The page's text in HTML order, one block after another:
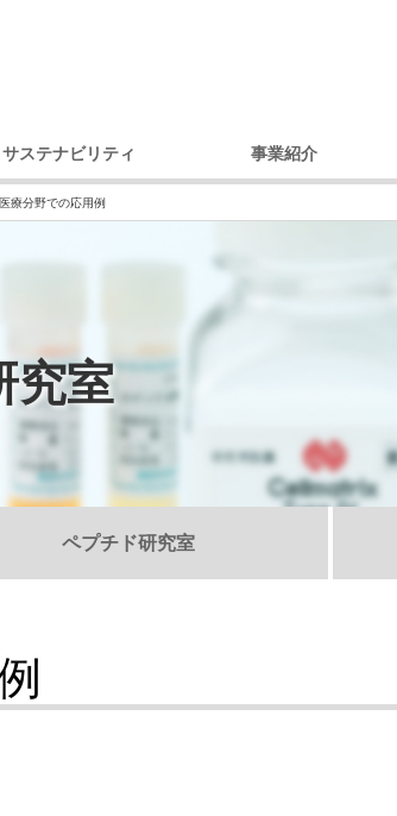
療分野での応用例
サステナビリティ
環境への取り組み
環境レポート
テナビリティ推進体制
事業紹介
究室
ペプチド研究室